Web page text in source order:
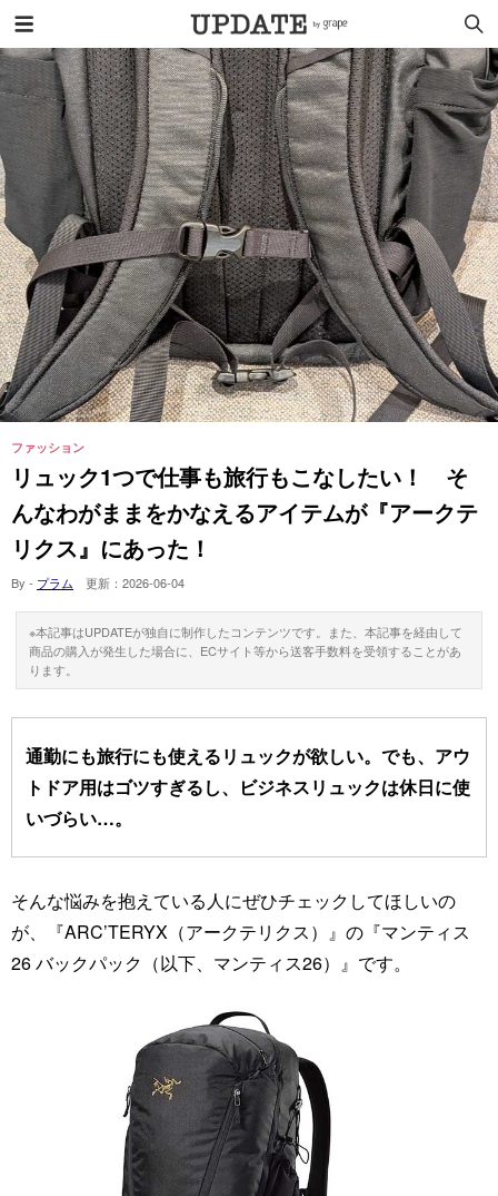
ファッション
リュック1つで仕事も旅行もこなしたい！ そ
んなわがままをかなえるアイテムが『アークテ
リクス』にあった！
By - プラム 更新： 2026-06-04
※本記事はUPDATEが独自に制作したコンテンツです。また、本記事を経由して
商品の購入が発生した場合に、ECサイト等から送客手数料を受領することがあ
ります。
通勤にも旅行にも使えるリュックが欲しい。でも、アウ
トドア用はゴツすぎるし、ビジネスリュックは休日に使
いづらい…。
そんな悩みを抱えている人にぜひチェックしてほしいの
が、『ARC’TERYX（アークテリクス）』の『マンティス
26 バックパック（以下、マンティス26）』です。